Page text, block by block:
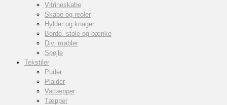
Vitrineskabe
Skabe og reoler
Hylder og knager
Borde, stole og bænke
Div. møbler
Spejle
Tekstiler
Puder
Plaider
Vattæpper
Tæpper